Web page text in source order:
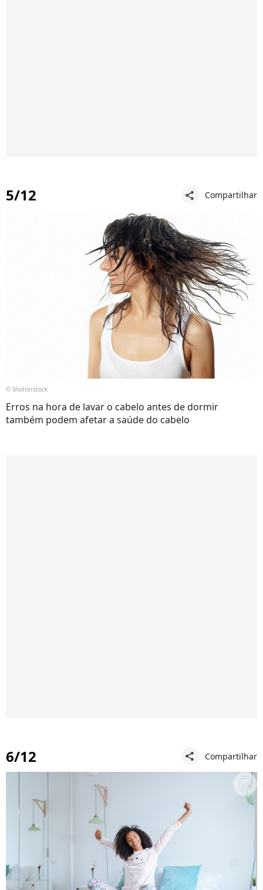
5/12 share Compartilhar
© Shutterstock
Erros na hora de lavar o cabelo antes de dormir
também podem afetar a saúde do cabelo
6/12 share Compartilhar